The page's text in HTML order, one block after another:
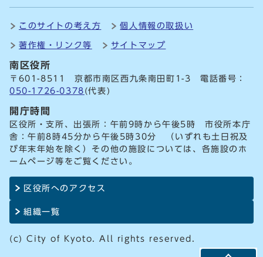
このサイトの考え方 個人情報の取扱い
著作権・リンク等 サイトマップ
南区役所
〒601-8511 京都市南区西九条南田町1-3 電話番号：
050-1726-0378 (代表)
開庁時間
区役所・支所、出張所：午前9時から午後5時 市役所本庁
舎：午前8時45分から午後5時30分 （いずれも土日祝及
び年末年始を除く）その他の施設については、各施設のホ
ームページ等をご覧ください。
区役所へのアクセス
組織一覧
(c) City of Kyoto. All rights reserved.